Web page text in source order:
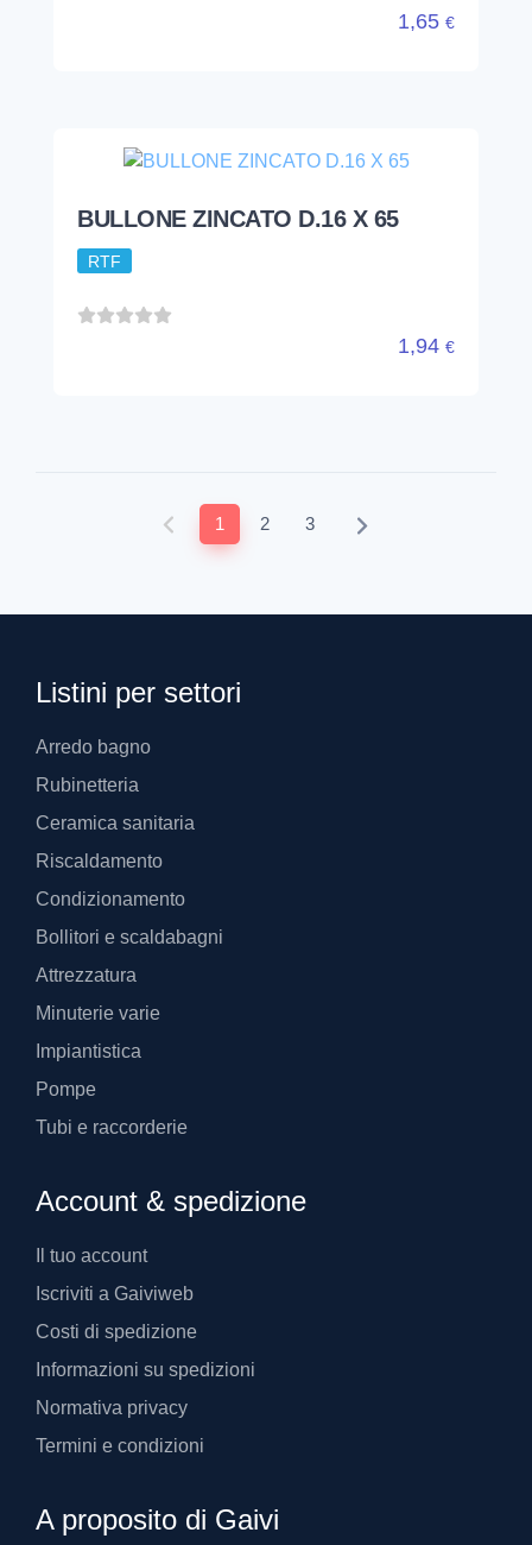
1,65 €
BULLONE ZINCATO D.16 X 65
RTF
1,94 €
1 2 3
Listini per settori
Arredo bagno
Rubinetteria
Ceramica sanitaria
Riscaldamento
Condizionamento
Bollitori e scaldabagni
Attrezzatura
Minuterie varie
Impiantistica
Pompe
Tubi e raccorderie
Account & spedizione
Il tuo account
Iscriviti a Gaiviweb
Costi di spedizione
Informazioni su spedizioni
Normativa privacy
Termini e condizioni
A proposito di Gaivi